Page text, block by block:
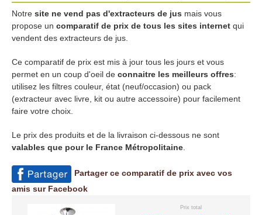
Notre site ne vend pas d'extracteurs de jus mais vous
propose un comparatif de prix de tous les sites internet qui
vendent des extracteurs de jus.
Ce comparatif de prix est mis à jour tous les jours et vous
permet en un coup d'oeil de connaitre les meilleurs offres:
utilisez les filtres couleur, état (neuf/occasion) ou pack
(extracteur avec livre, kit ou autre accessoire) pour facilement
faire votre choix.
Le prix des produits et de la livraison ci-dessous ne sont
valables que pour le France Métropolitaine
Partager ce comparatif de prix avec vos
amis sur Facebook
Prix total